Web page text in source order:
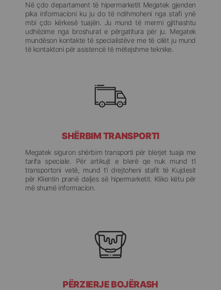
Në çdo departament të hipermarketit Megatek gjenden
pika informacioni ku ju do të ndihmoheni nga stafi ynë
mbi çdo kërkesë tuajën. Ju mund të merrni gjithashtu
udhëzime nga broshurat e përgatitura për ju. Megatek
mundëson kontakte të specialistëve me të cilët ju mund
të kontaktoni për asistencë të mëtejshme teknike.
SHËRBIM TRANSPORTI
Megatek siguron shërbim transporti për blerjet tuaja me
tarifa speciale. Për artikujt e blerë qe nuk mund t’i
transportoni vetë, mund t’i drejtoheni stafit të Kujdesit
për Klientin pranë daljes së hipermarketit. Kliko këtu për
më shumë informacion.
PËRZIERJE BOJËRASH